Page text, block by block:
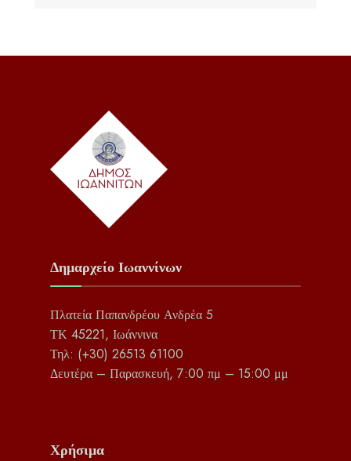
Δημαρχείο Ιωαννίνων
Πλατεία Παπανδρέου Ανδρέα 5
ΤΚ 45221, Ιωάννινα
Τηλ: (+30) 26513 61100
Δευτέρα – Παρασκευή, 7:00 πμ – 15:00 μμ
Χρήσιμα